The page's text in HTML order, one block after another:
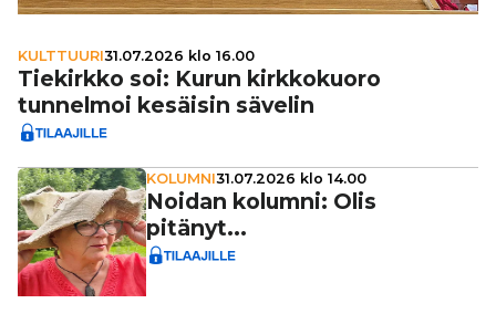
KULTTUURI31.07.2026 klo 16.00
Tiekirkko soi: Kurun kirk­ko­kuoro
tunnelmoi kesäisin sävelin
KOLUMNI31.07.2026 klo 14.00
Noidan kolumni: Olis
pitänyt...